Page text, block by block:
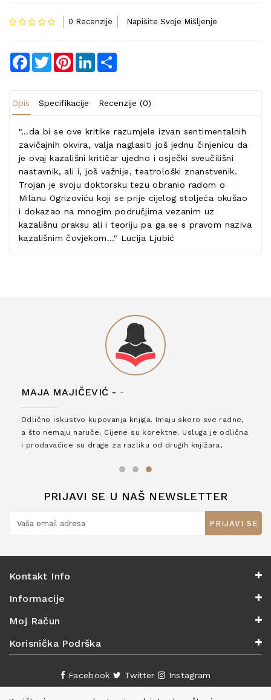
0 Recenzije Napišite Svoje Mišljenje
Facebook
TwitterPinterestLinkedIn
Opis Specifikacije Recenzije (0)
"…da bi se ove kritike razumjele izvan sentimentalnih
zavičajnih okvira, valja naglasiti još jednu činjenicu da
je ovaj kazališni kritičar ujedno i osječki sveučilišni
nastavnik, ali i, još važnije, teatrološki znanstvenik.
Trojan je svoju doktorsku tezu obranio radom o
Milanu Ogrizoviću koji se prije cijelog stoljeća okušao
i dokazao na mnogim područjima vezanim uz
kazališnu praksu ali i teoriju pa ga se s pravom naziva
kazališnim čovjekom..." Lucija Ljubić
MAJA MAJIČEVIĆ - -
Odlično iskustvo kupovanja knjiga. Imaju skoro sve radne,
a što nemaju naruče. Cijene su korektne. Usluga je odlična
i prodavačice su drage za razliku od drugih knjižara,
PRIJAVI SE U NAŠ NEWSLETTER
PRIJAVI SE
Kontakt Info
Informacije
Moj Račun
Korisnička Podrška
Facebook Twitter Instagram